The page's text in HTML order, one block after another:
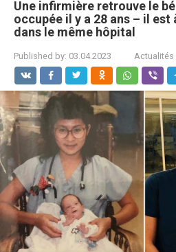
Une infirmière retrouve le
occupée il y a 28 ans – il
dans le même hôpital
Published by: 03.04.2023 Actualités